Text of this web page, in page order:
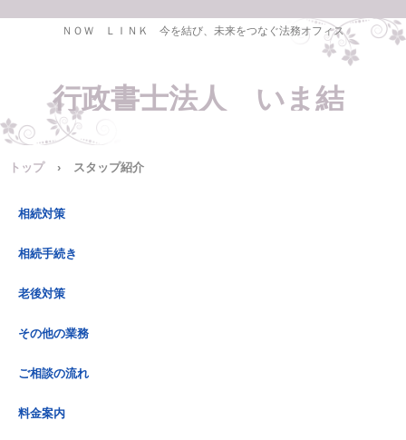
行政書士法人 いま結
ＮＯＷ ＬＩＮＫ 今を結び、未来をつなぐ法務オフィス
トップ › スタップ紹介
相続対策
相続手続き
老後対策
その他の業務
ご相談の流れ
料金案内